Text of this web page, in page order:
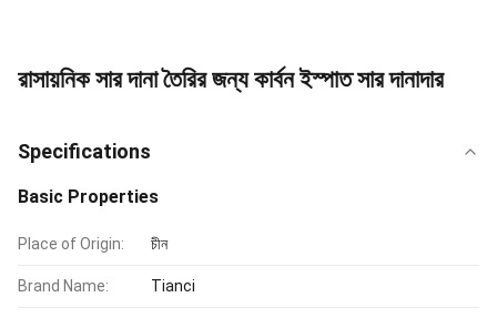
রাসায়নিক সার দানা তৈরির জন্য কার্বন ইস্পাত সার দানাদার
Specifications
Basic Properties
Place of Origin: চীন
Brand Name: Tianci